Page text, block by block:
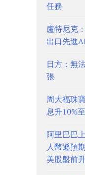
任務
盧特尼克
出口先進
日方：無
張
周大福珠
息升10%
阿里巴巴
人幣遜預
美股盤前